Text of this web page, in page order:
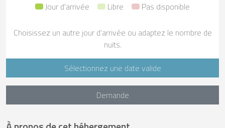
Jour d'arrivée
Libre Pas disponible
Choisissez un autre jour d’arrivée ou adaptez le nombre de
nuits.
Sélectionnez une date valide
Demande